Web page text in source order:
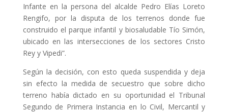
Infante en la persona del alcalde Pedro Elías Loreto
Rengifo, por la disputa de los terrenos donde fue
construido el parque infantil y biosaludable Tío Simón,
ubicado en las intersecciones de los sectores Cristo
Rey y Vipedi”.
Según la decisión, con esto queda suspendida y deja
sin efecto la medida de secuestro que sobre dicho
terreno había dictado en su oportunidad el Tribunal
Segundo de Primera Instancia en lo Civil, Mercantil y